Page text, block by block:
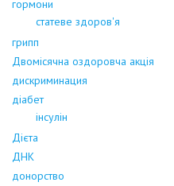
гормони
статеве здоров'я
грипп
Двомісячна оздоровча акція
дискриминация
діабет
інсулін
Дієта
ДНК
донорство